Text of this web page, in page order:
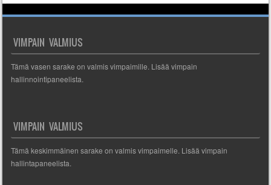
VIMPAIN VALMIUS
Tämä vasen sarake on valmis vimpaimille. Lisää vimpain
hallinnointipaneelista.
VIMPAIN VALMIUS
Tämä keskimmäinen sarake on valmis vimpaimelle. Lisää vimpain
hallintapaneelista.